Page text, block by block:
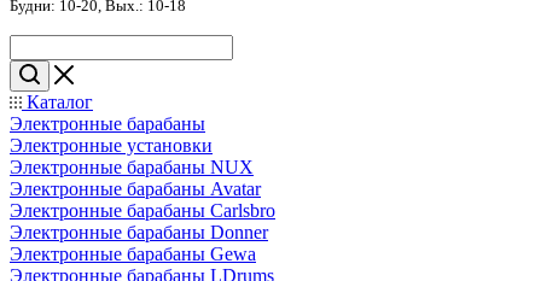
Будни: 10-20, Вых.: 10-18
Каталог
Электронные барабаны
Электронные установки
Электронные барабаны NUX
Электронные барабаны Avatar
Электронные барабаны Carlsbro
Электронные барабаны Donner
Электронные барабаны Gewa
Электронные барабаны LDrums